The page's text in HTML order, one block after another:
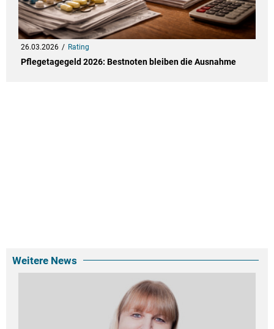
26.03.2026 Rating
Pflegetagegeld 2026: Bestnoten bleiben die Ausnahme
Weitere News